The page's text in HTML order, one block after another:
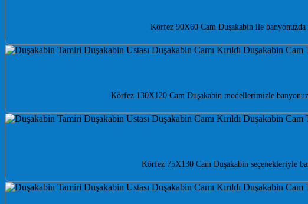
Körfez 90X60 Cam Duşakabin ile
Körfez 130X120 Cam Duşakabin modellerimizle
Körfez 75X130 Cam Duşakabin seçenekleriyle